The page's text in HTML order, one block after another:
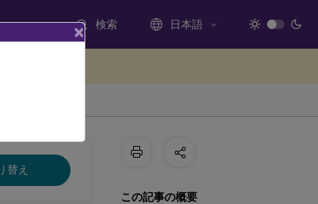
検索 日本語
替え
この記事の概要
×